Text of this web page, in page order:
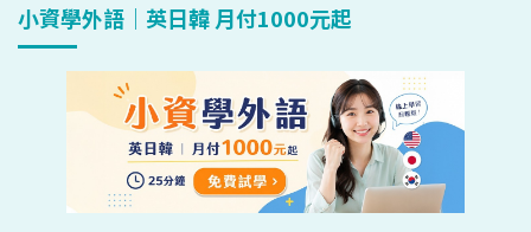
小資學外語｜英日韓 月付1000元起